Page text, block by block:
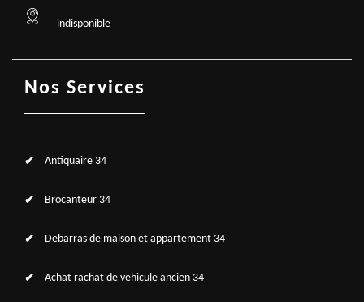
indisponible
Nos Services
Antiquaire 34
Brocanteur 34
Debarras de maison et appartement 34
Achat rachat de vehicule ancien 34